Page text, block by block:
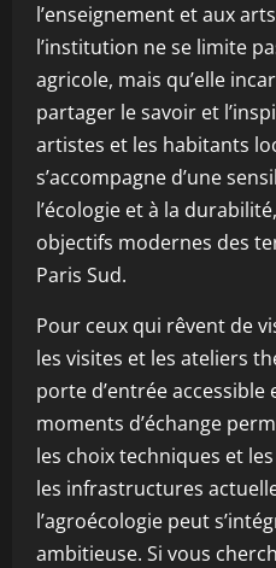
l’enseignement et aux
l’institution ne se limite
agricole, mais qu’elle
partager le savoir et
artistes et les habitants
s’accompagne d’une
l’écologie et à la
objectifs modernes des
Paris Sud.
Pour ceux qui rêvent de
les visites et les ateliers
porte d’entrée accessible
moments d’échange
les choix techniques et
les infrastructures
l’agroécologie peut
ambitieuse. Si vous